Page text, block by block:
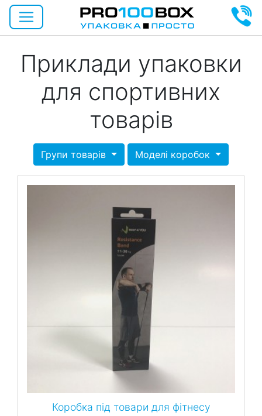
Приклади упаковки
для спортивних
товарів
Групи товарів Моделі коробок
Коробка під товари для фітнесу